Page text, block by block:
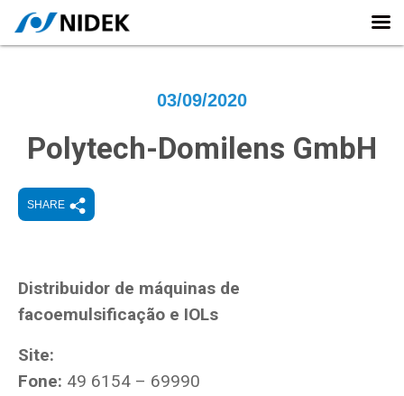
03/09/2020
Polytech-Domilens GmbH
SHARE
Distribuidor de máquinas de
facoemulsificação e IOLs
Site:
Fone: 49 6154 – 69990